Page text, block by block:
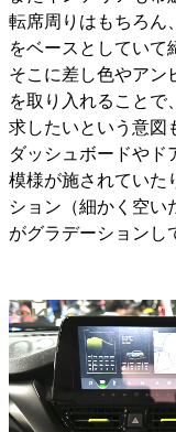
転席周りはもちろん
をベースとしていて
そこに差し色やアン
を取り入れることで
求したいという意図
ダッシュボードやド
模様が施されていた
ション（細かく空い
がグラデーションし